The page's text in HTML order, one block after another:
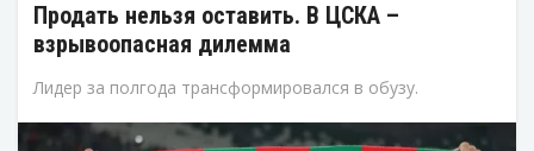
Продать нельзя оставить. В ЦСКА –
взрывоопасная дилемма
Лидер за полгода трансформировался в обузу.